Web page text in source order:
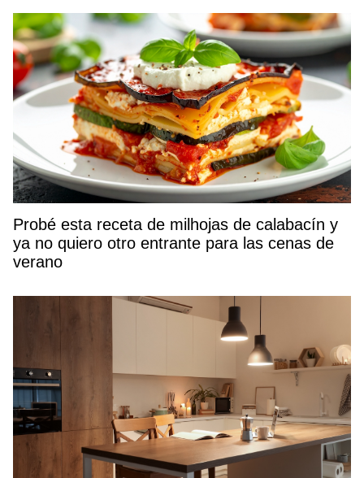
Probé esta receta de milhojas de calabacín y
ya no quiero otro entrante para las cenas de
verano